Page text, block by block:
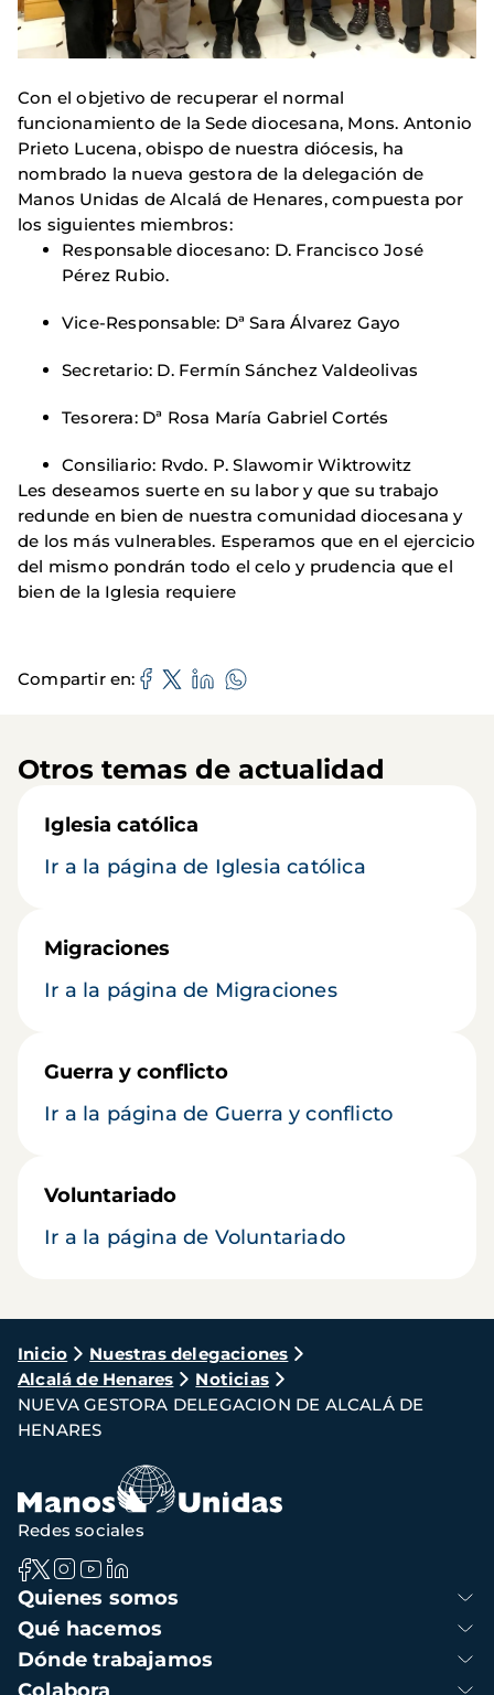
Con el objetivo de recuperar el normal
funcionamiento de la Sede diocesana, Mons. Antonio
Prieto Lucena, obispo de nuestra diócesis, ha
nombrado la nueva gestora de la delegación de
Manos Unidas de Alcalá de Henares, compuesta por
los siguientes miembros:
Responsable diocesano: D. Francisco José
Pérez Rubio.
Vice-Responsable: Dª Sara Álvarez Gayo
Secretario: D. Fermín Sánchez Valdeolivas
Tesorera: Dª Rosa María Gabriel Cortés
Consiliario: Rvdo. P. Slawomir Wiktrowitz
Les deseamos suerte en su labor y que su trabajo
redunde en bien de nuestra comunidad diocesana y
de los más vulnerables. Esperamos que en el ejercicio
del mismo pondrán todo el celo y prudencia que el
bien de la Iglesia requiere
Compartir en
Otros temas de actualidad
Iglesia católica
Ir a la página de Iglesia católica
Migraciones
Ir a la página de Migraciones
Guerra y conflicto
Ir a la página de Guerra y conflicto
Voluntariado
Ir a la página de Voluntariado
Ruta
de
navegación
Inicio
Nuestras delegaciones
Alcalá de Henares
Noticias
NUEVA GESTORA DELEGACION DE ALCALÁ DE
HENARES
Navegación
principal
Quienes somos
Qué hacemos
Dónde trabajamos
Redes sociales